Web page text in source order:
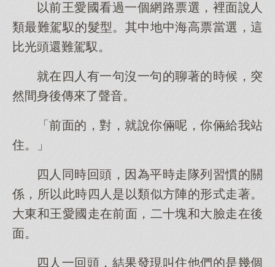
以前王愛國看過一個網路票選，裡面說人
類最難駕馭的髮型。其中地中海高票當選，這
比光頭還難駕馭。
就在四人有一句沒一句的聊著的時候，突
然間身後傳來了聲音。
「前面的，對，就說你倆呢，你倆給我站
住。」
四人同時回頭，因為平時走隊列習慣的關
係，所以此時四人是以類似方陣的形式走著。
大東和王愛國走在前面，二十塊和大臉走在後
面。
四人一回頭，結果發現叫住他們的是幾個